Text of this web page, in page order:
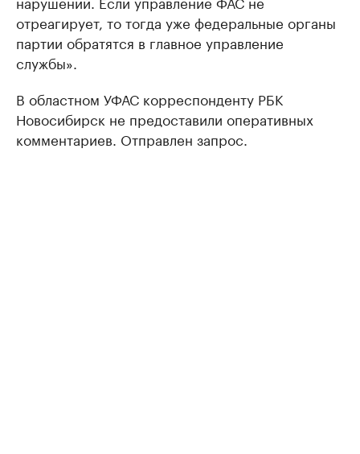
отреагирует, то тогда уже федеральные органы
партии обратятся в главное управление
службы».
В областном УФАС корреспонденту РБК
Новосибирск не предоставили оперативных
комментариев. Отправлен запрос.